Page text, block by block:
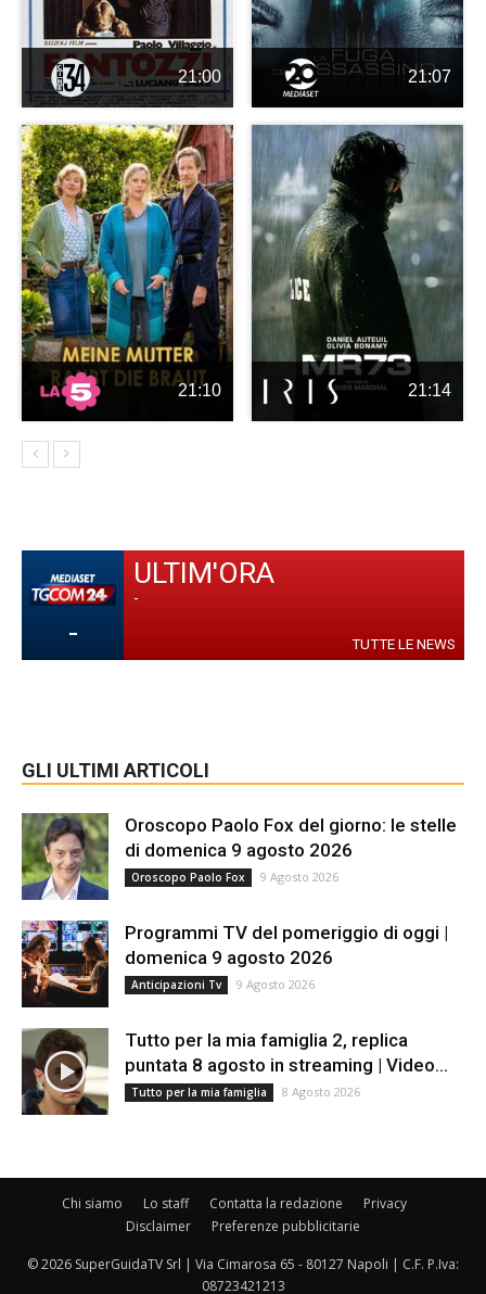
21:00 21:07
21:10 21:14
-
ULTIM'ORA
-
TUTTE LE NEWS
GLI ULTIMI ARTICOLI
Oroscopo Paolo Fox del giorno: le stelle
di domenica 9 agosto 2026
Oroscopo Paolo Fox 9 Agosto 2026
Programmi TV del pomeriggio di oggi |
domenica 9 agosto 2026
Anticipazioni Tv 9 Agosto 2026
Tutto per la mia famiglia 2, replica
puntata 8 agosto in streaming | Video...
Tutto per la mia famiglia 8 Agosto 2026
Chi siamo Lo staff Contatta la redazione
Privacy
Disclaimer
Preferenze pubblicitarie
© 2026 SuperGuidaTV Srl | Via Cimarosa 65 - 80127 Napoli | C.F. P.Iva:
08723421213